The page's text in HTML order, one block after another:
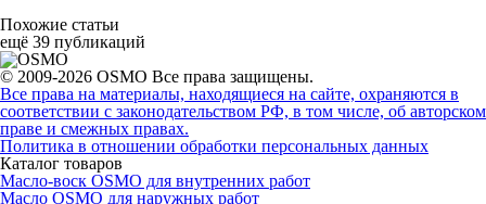
Похожие статьи
ещё 39 публикаций
© 2009-2026 OSMO Все права защищены.
Все права на материалы, находящиеся на сайте, охраняются в
соответствии с законодательством РФ, в том числе, об авторском
праве и смежных правах.
Политика в отношении обработки персональных данных
Каталог товаров
Масло-воск OSMO для внутренних работ
Масло OSMO для наружных работ